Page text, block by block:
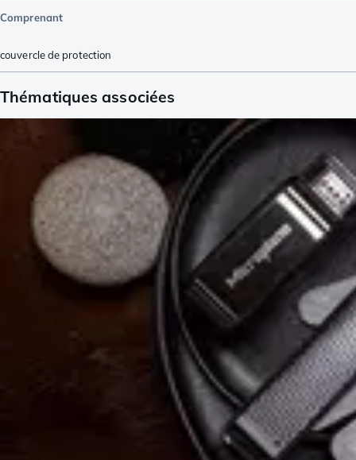
Comprenant
couvercle de protection
Thématiques associées